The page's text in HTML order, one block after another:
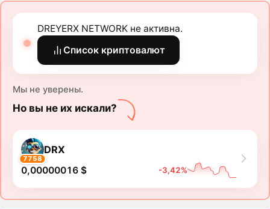
DREYERX NETWORK не активна.
Список криптовалют
Мы не уверены.
Но вы не их искали?
7758
DRX
0,00000016 $ -3,42%